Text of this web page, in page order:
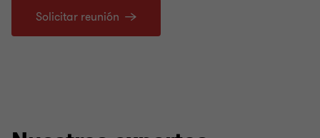
Solicitar reunión